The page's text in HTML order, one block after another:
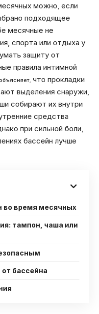
можно, если
подходящее
месячные не
спорта или отдыха у
защиту от
правила интимной
что прокладки
выделения снаружи,
собирают их внутри
средства
при сильной боли,
бассейн лучше
во время месячных
тампон, чаша или
бассейна